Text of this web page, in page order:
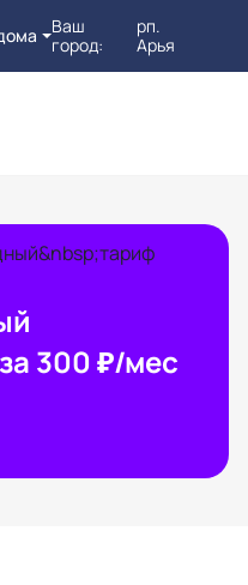
Ваш
город:
рп.
Арья
300 ₽/мес